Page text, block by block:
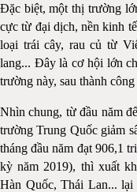
Đặc biệt, một thị trường
cực từ đại dịch, nền kinh
loại trái cây, rau củ từ
lang... Đây là cơ hội lớn
trường này, sau thành
Nhìn chung, từ đầu năm
trường Trung Quốc giảm
tháng đầu năm đạt 906,1
kỳ năm 2019), thì xuất
Hàn Quốc, Thái Lan... lại